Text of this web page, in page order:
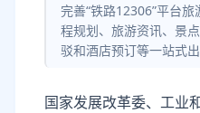
完善“铁路12306”平台
程规划、旅游资讯、景
驳和酒店预订等一站式出
国家发展改革委、工业